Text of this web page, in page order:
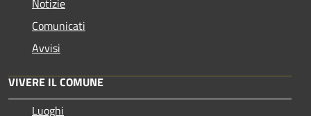
Notizie
Comunicati
Avvisi
VIVERE IL COMUNE
Luoghi